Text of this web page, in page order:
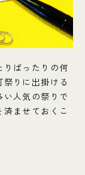
りばったりの何
りに出掛ける
い人気の祭りで
ませておくこ